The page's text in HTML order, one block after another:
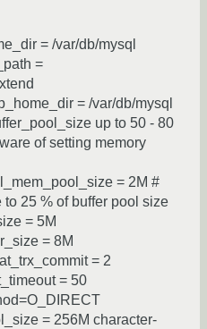
= /var/db/mysql
=
= /var/db/mysql
up to 50 - 80
of setting memory
= 2M #
25 % of buffer pool size
= 5M
= 8M
= 2
= 50
= 256M character-